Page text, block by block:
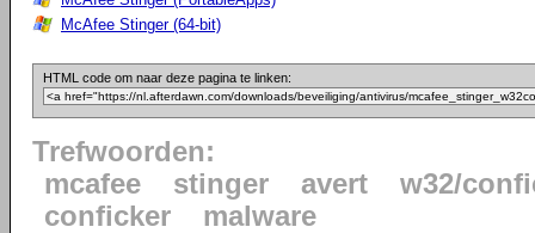
McAfee Stinger (64-bit)
HTML code om naar deze pagina te linken:
Trefwoorden:
mcafee
stinger avert
w32/
conficker
malware